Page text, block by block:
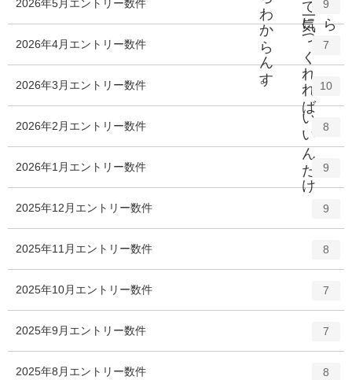
2026年5月 エントリー数 9
件
2026年4月 エントリー数 7
件
2026年3月 エントリー数 10
件
2026年2月 エントリー数 8
件
2026年1月 エントリー数 9
件
2025年12月 エントリー数 9
件
2025年11月 エントリー数 8
件
2025年10月 エントリー数 7
件
2025年9月 エントリー数 7
件
2025年8月 エントリー数 8
件